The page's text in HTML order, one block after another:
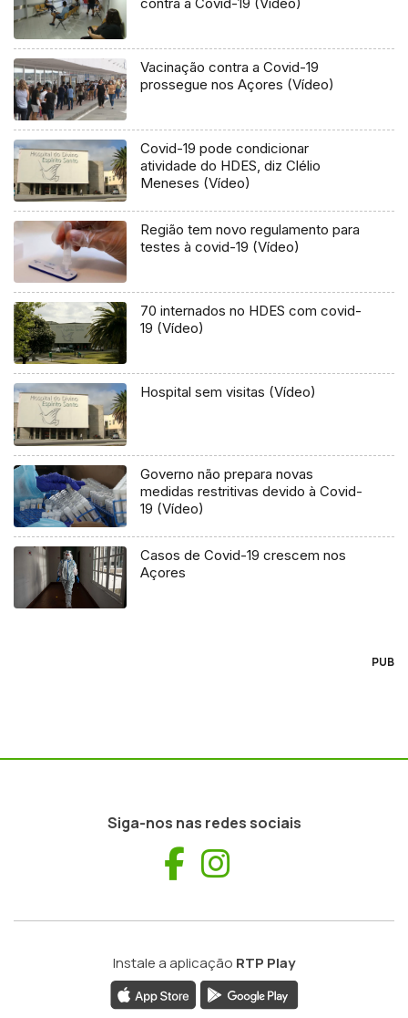
Vacinação contra a Covid-19
prossegue nos Açores (Vídeo)
Covid-19 pode condicionar
atividade do HDES, diz Clélio
Meneses (Vídeo)
Região tem novo regulamento para
testes à covid-19 (Vídeo)
70 internados no HDES com covid-
19 (Vídeo)
Hospital sem visitas (Vídeo)
Governo não prepara novas
medidas restritivas devido à Covid-
19 (Vídeo)
Casos de Covid-19 crescem nos
Açores
PUB
Siga-nos nas redes sociais
Facebook
Instale a aplicação RTP Play